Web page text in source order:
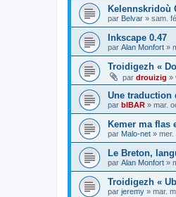
Kelennskridoù
par Belvar » sam.
Inkscape 0.47
par Alan Monfort »
Troidigezh «
par drouizig »
Une traduction
par bIBAR » mar.
Kemer ma flas
par Malo-net » mer.
Le Breton,
par Alan Monfort »
Troidigezh «
par jeremy » mar.